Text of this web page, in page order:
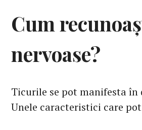
Cum
nervoase?
Ticurile se pot manifesta
Unele caracteristici care